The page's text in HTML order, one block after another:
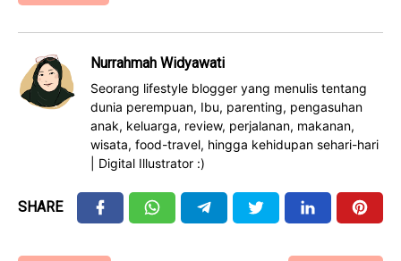
Nurrahmah Widyawati
Seorang lifestyle blogger yang menulis tentang
dunia perempuan, Ibu, parenting, pengasuhan
anak, keluarga, review, perjalanan, makanan,
wisata, food-travel, hingga kehidupan sehari-hari
| Digital Illustrator :)
SHARE